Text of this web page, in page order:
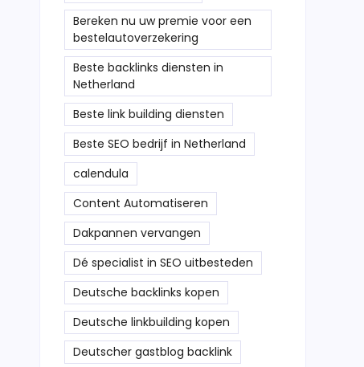
Bereken nu uw premie voor een
bestelautoverzekering
Beste backlinks diensten in
Netherland
Beste link building diensten
Beste SEO bedrijf in Netherland
calendula
Content Automatiseren
Dakpannen vervangen
Dé specialist in SEO uitbesteden
Deutsche backlinks kopen
Deutsche linkbuilding kopen
Deutscher gastblog backlink